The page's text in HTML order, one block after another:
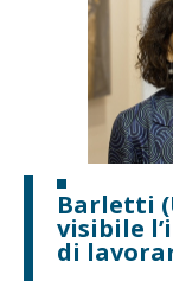
Barletti
visibile
di